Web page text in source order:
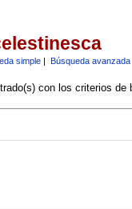
simple| Búsqueda avanzada
con los criterios de